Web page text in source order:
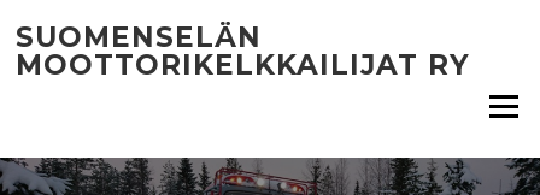
suoraan
sisältöön
SUOMENSELÄN
MOOTTORIKELKKAILIJAT RY
Valikko